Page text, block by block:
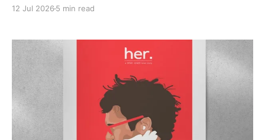
12 Jul 2026 5 min read